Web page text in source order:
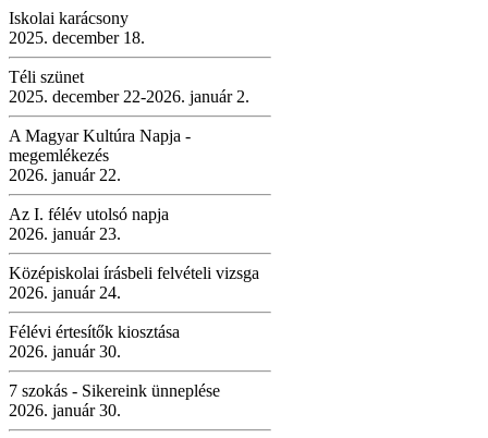
Iskolai karácsony
2025. december 18.
Téli szünet
2025. december 22-2026. január 2.
A Magyar Kultúra Napja -
megemlékezés
2026. január 22.
Az I. félév utolsó napja
2026. január 23.
Középiskolai írásbeli felvételi vizsga
2026. január 24.
Félévi értesítők kiosztása
2026. január 30.
7 szokás - Sikereink ünneplése
2026. január 30.